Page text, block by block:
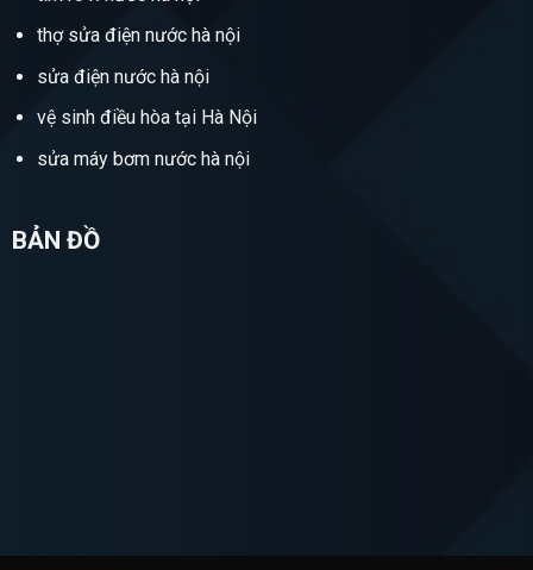
thợ sửa điện nước hà nội
sửa điện nước hà nội
vệ sinh điều hòa tại Hà Nội
sửa máy bơm nước hà nội
BẢN ĐỒ